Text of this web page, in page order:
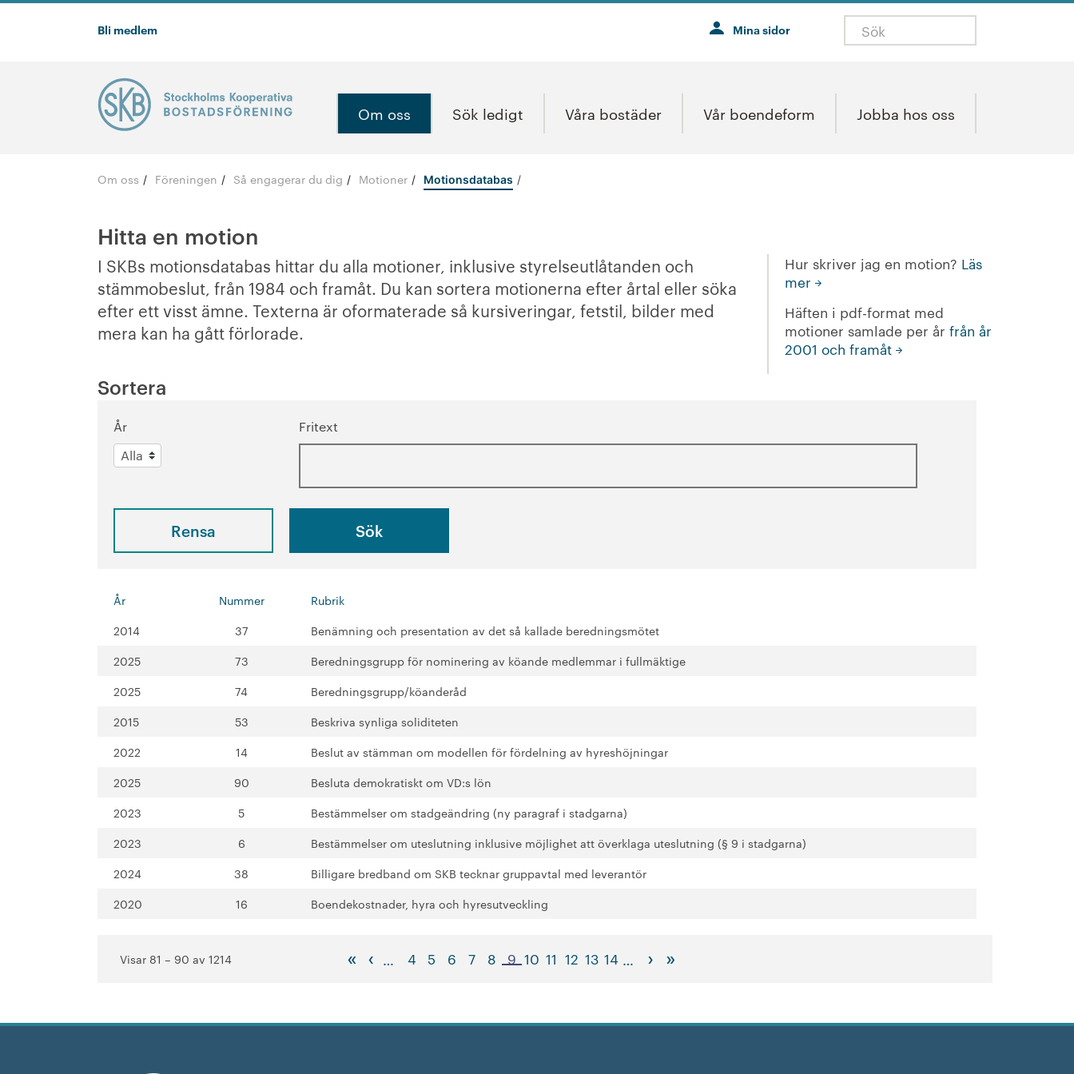
Bli medlem Mina sidor
Om oss Sök ledigt Våra bostäder Vår boendeform Jobba hos oss
Om oss / Föreningen / Så engagerar du dig / Motioner / Motionsdatabas
Hitta en motion
I SKBs motionsdatabas hittar du alla motioner, inklusive styrelseutlåtanden och
stämmobeslut, från 1984 och framåt. Du kan sortera motionerna efter årtal eller söka
efter ett visst ämne. Texterna är oformaterade så kursiveringar, fetstil, bilder med
mera kan ha gått förlorade.
Hur skriver jag en motion? Läs
mer
Häften i pdf-format med
motioner samlade per år från år
2001 och framåt
Sortera
År Fritext
Rensa
År Nummer
Rubrik
2014
37
Benämning och presentation av det så kallade beredningsmötet
2025
73
Beredningsgrupp för nominering av köande medlemmar i fullmäktige
2025
74
Beredningsgrupp/köanderåd
2015
53
Beskriva synliga soliditeten
2022
14
Beslut av stämman om modellen för fördelning av hyreshöjningar
2025
90
Besluta demokratiskt om VD:s lön
2023
5
Bestämmelser om stadgeändring (ny paragraf i stadgarna)
2023
6
Bestämmelser om uteslutning inklusive möjlighet att överklaga uteslutning (§ 9 i stadgarna)
2024
38
Billigare bredband om SKB tecknar gruppavtal med leverantör
2020
16 Boendekostnader, hyra och hyresutveckling
Visar 81 – 90 av 1214 « ‹ … 4 5 6 7 8 9 10 11 12 13 14 … › »